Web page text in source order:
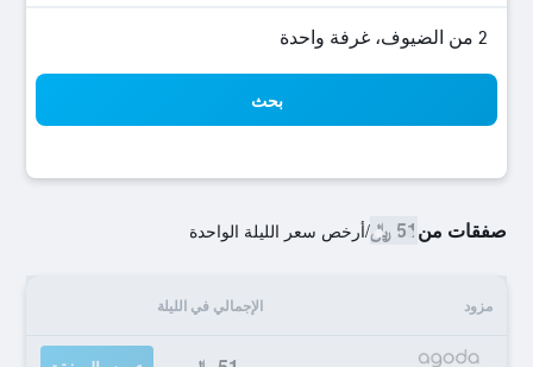
2 من الضيوف، غرفة واحدة
بحث
صفقات من51 ﷼ /أرخص سعر الليلة الواحدة
مزود الإجمالي في الليلة